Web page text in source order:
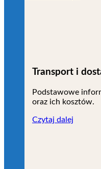
Transport i
Podstawowe
oraz ich kosztów.
Czytaj dalej